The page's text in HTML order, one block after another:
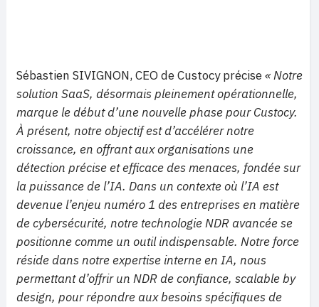
Sébastien SIVIGNON, CEO de Custocy précise« Notre
solution SaaS, désormais pleinement opérationnelle,
marque le début d’une nouvelle phase pour Custocy.
À présent, notre objectif est d’accélérer notre
croissance, en offrant aux organisations une
détection précise et efficace des menaces, fondée sur
la puissance de l’IA. Dans un contexte où l’IA est
devenue l’enjeu numéro 1 des entreprises en matière
de cybersécurité, notre technologie NDR avancée se
positionne comme un outil indispensable. Notre force
réside dans notre expertise interne en IA, nous
permettant d’offrir un NDR de confiance, scalable by
design, pour répondre aux besoins spécifiques de